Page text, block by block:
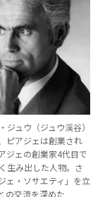
ュウ（ジュウ渓谷）
ピアジェは創業され
ジェの創業家4代目で
生み出した人物。さ
ェ・ソサエティ」を立
の交流を深めた